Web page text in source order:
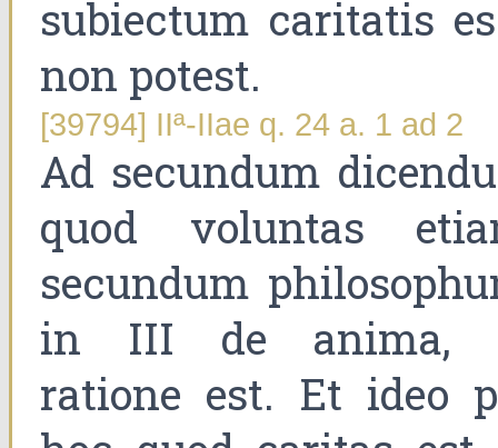
subiectum caritatis
non potest.
[39794] IIª-IIae q. 24 a. 1 ad 2
Ad secundum
quod voluntas
secundum
in III de anima,
ratione est. Et ideo